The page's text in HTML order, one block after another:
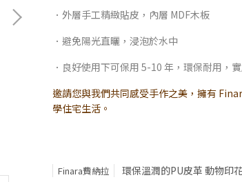
．外層手工精緻貼皮，內層 MDF木板
．避免陽光直曬，浸泡於水中
．良好使用下可保用 5-10 年，環保耐用，
邀請您與我們共同感受手作之美，擁有
學住宅生活。
Finara費納拉 環保溫潤的PU皮革 動物印